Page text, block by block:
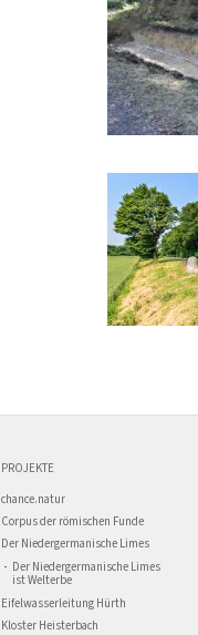
PROJEKTE
chance.natur
Corpus der römischen Funde
Der Niedergermanische Limes
Der Niedergermanische Limes
ist Welterbe
Eifelwasserleitung Hürth
Kloster Heisterbach